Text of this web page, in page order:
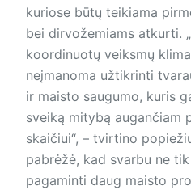
kuriose būtų teikiama
bei dirvožemiams atkurti.
koordinuotų veiksmų
neįmanoma užtikrinti
ir maisto saugumo, kuris
sveiką mitybą augančiam
skaičiui“, – tvirtino
pabrėžė, kad svarbu ne
pagaminti daug maisto